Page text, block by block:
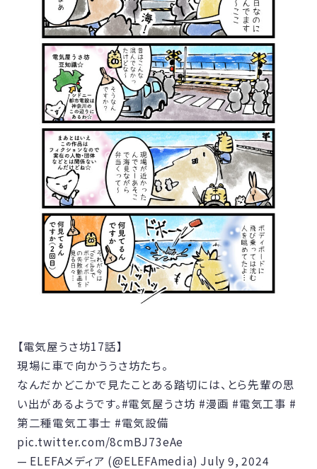
【電気屋うさ坊17話】
現場に車で向かううさ坊たち。
なんだかどこかで見たことある踏切には、とら先輩の思
い出があるようです。#電気屋うさ坊 #漫画 #電気工事 #
第二種電気工事士 #電気設備
pic.twitter.com/8cmBJ73eAe
— ELEFAメディア (@ELEFAmedia) July 9, 2024